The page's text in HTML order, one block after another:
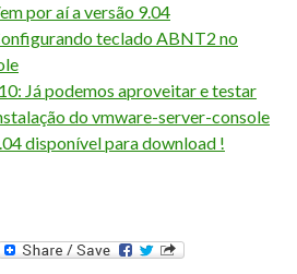
por aí a versão 9.04
teclado ABNT2 no
Já podemos aproveitar e testar
do vmware-server-console
disponível para download !